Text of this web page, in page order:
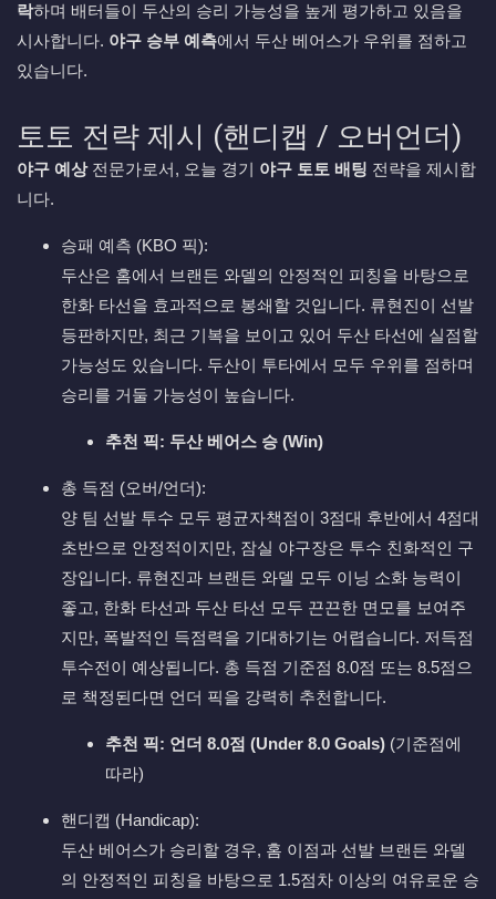
락하며 배터들이 두산의 승리 가능성을 높게 평가하고 있음을
시사합니다. 야구 승부 예측에서 두산 베어스가 우위를 점하고
있습니다.
토토 전략 제시 (핸디캡 / 오버언더)
야구 예상전문가로서, 오늘 경기 야구 토토 배팅 전략을 제시합
니다.
승패 예측 (KBO 픽):
두산은 홈에서 브랜든 와델의 안정적인 피칭을 바탕으로
한화 타선을 효과적으로 봉쇄할 것입니다. 류현진이 선발
등판하지만, 최근 기복을 보이고 있어 두산 타선에 실점할
가능성도 있습니다. 두산이 투타에서 모두 우위를 점하며
승리를 거둘 가능성이 높습니다.
추천 픽: 두산 베어스 승 (Win)
총 득점 (오버/언더):
양 팀 선발 투수 모두 평균자책점이 3점대 후반에서 4점대
초반으로 안정적이지만, 잠실 야구장은 투수 친화적인 구
장입니다. 류현진과 브랜든 와델 모두 이닝 소화 능력이
좋고, 한화 타선과 두산 타선 모두 끈끈한 면모를 보여주
지만, 폭발적인 득점력을 기대하기는 어렵습니다. 저득점
투수전이 예상됩니다. 총 득점 기준점 8.0점 또는 8.5점으
로 책정된다면 언더 픽을 강력히 추천합니다.
추천 픽: 언더 8.0점 (Under 8.0 Goals) (기준점에
따라)
핸디캡 (Handicap):
두산 베어스가 승리할 경우, 홈 이점과 선발 브랜든 와델
의 안정적인 피칭을 바탕으로 1.5점차 이상의 여유로운 승